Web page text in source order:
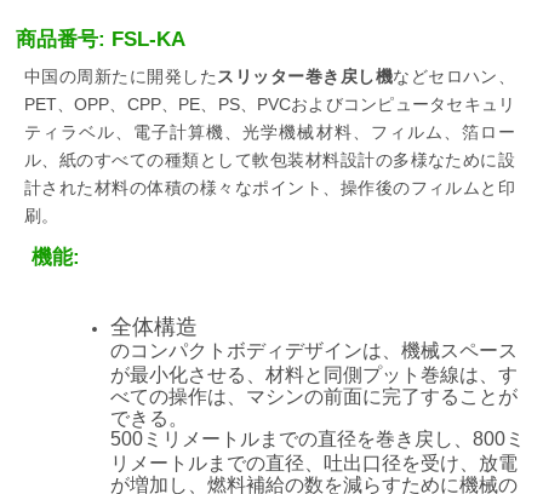
商品番号: FSL-KA
中国の周新たに開発した スリッター巻き戻し機などセロハン、
PET、OPP、CPP、PE、PS、PVCおよびコンピュータセキュリ
ティラベル、電子計算機、光学機械材料、フィルム、箔ロー
ル、紙のすべての種類として軟包装材料設計の多様なために設
計された材料の体積の様々なポイント、操作後のフィルムと印
刷。
機能:
全体構造
のコンパクトボディデザインは、機械スペース
が最小化させる、材料と同側プット巻線は、す
べての操作は、マシンの前面に完了することが
できる。
500ミリメートルまでの直径を巻き戻し、800ミ
リメートルまでの直径、吐出口径を受け、放電
が増加し、燃料補給の数を減らすために機械の